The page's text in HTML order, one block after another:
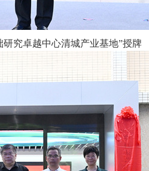
究卓越中心清城产业基地”授牌